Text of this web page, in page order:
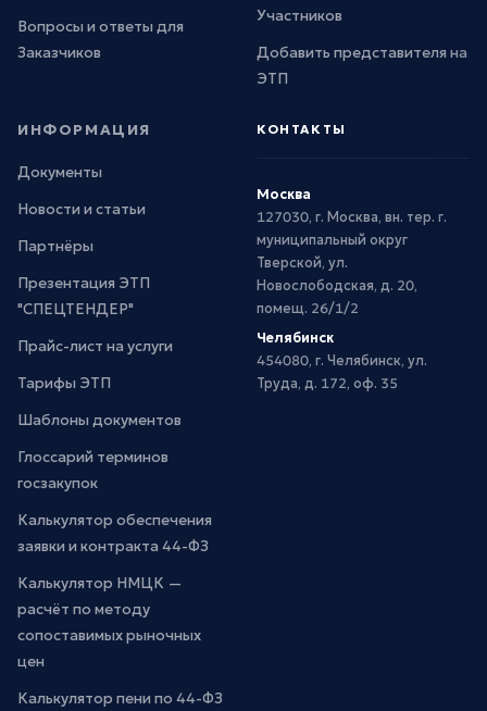
Вопросы и ответы для
Заказчиков
Участников
Добавить представителя на
ЭТП
ИНФОРМАЦИЯ
Документы
Новости и статьи
Партнёры
Презентация ЭТП
"СПЕЦТЕНДЕР"
Прайс-лист на услуги
Тарифы ЭТП
Шаблоны документов
Глоссарий терминов
госзакупок
Калькулятор обеспечения
заявки и контракта 44-ФЗ
Калькулятор НМЦК —
расчёт по методу
сопоставимых рыночных
цен
Калькулятор пени по 44-ФЗ
КОНТАКТЫ
Москва
127030, г. Москва, вн. тер. г.
муниципальный округ
Тверской, ул.
Новослободская, д. 20,
помещ. 26/1/2
Челябинск
454080, г. Челябинск, ул.
Труда, д. 172, оф. 35